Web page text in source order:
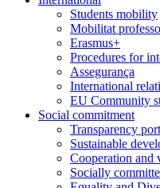
Students mobility
Mobilitat
Erasmus+
Procedures for
Assegurança
International
EU Community
Social commitment
Transparency
Sustainable
Cooperation and
Socially